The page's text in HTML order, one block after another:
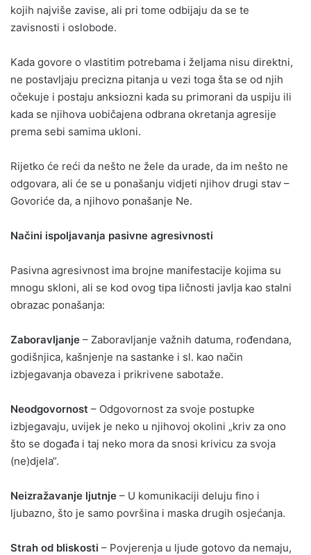
kojih najviše zavise, ali pri tome odbijaju da se te
zavisnosti i oslobode.
Kada govore o vlastitim potrebama i željama nisu direktni,
ne postavljaju precizna pitanja u vezi toga šta se od njih
očekuje i postaju anksiozni kada su primorani da uspiju ili
kada se njihova uobičajena odbrana okretanja agresije
prema sebi samima ukloni.
Rijetko će reći da nešto ne žele da urade, da im nešto ne
odgovara, ali će se u ponašanju vidjeti njihov drugi stav –
Govoriće da, a njihovo ponašanje Ne.
Načini ispoljavanja pasivne agresivnosti
Pasivna agresivnost ima brojne manifestacije kojima su
mnogu skloni, ali se kod ovog tipa ličnosti javlja kao stalni
obrazac ponašanja:
Zaboravljanje – Zaboravljanje važnih datuma, rođendana,
godišnjica, kašnjenje na sastanke i sl. kao način
izbjegavanja obaveza i prikrivene sabotaže.
Neodgovornost – Odgovornost za svoje postupke
izbjegavaju, uvijek je neko u njihovoj okolini „kriv za ono
što se događa i taj neko mora da snosi krivicu za svoja
(ne)djela“.
Neizražavanje ljutnje – U komunikaciji deluju fino i
ljubazno, što je samo površina i maska drugih osjećanja.
Strah od bliskosti – Povjerenja u ljude gotovo da nemaju,